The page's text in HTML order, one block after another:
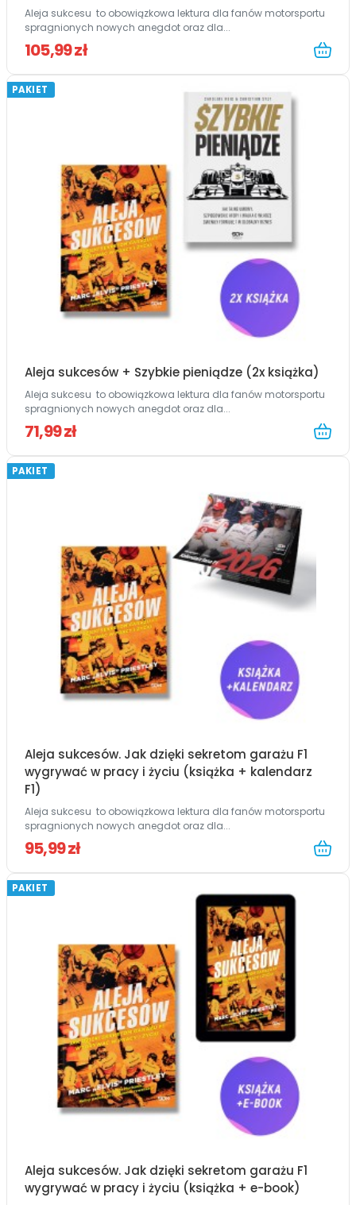
Aleja sukcesu to obowiązkowa lektura dla fanów motorsportu
spragnionych nowych anegdot oraz dla...
105,99 zł
PAKIET
Aleja sukcesów + Szybkie pieniądze (2x książka)
Aleja sukcesu to obowiązkowa lektura dla fanów motorsportu
spragnionych nowych anegdot oraz dla...
71,99 zł
PAKIET
Aleja sukcesów. Jak dzięki sekretom garażu F1
wygrywać w pracy i życiu (książka + kalendarz
F1)
Aleja sukcesu to obowiązkowa lektura dla fanów motorsportu
spragnionych nowych anegdot oraz dla...
95,99 zł
PAKIET
Aleja sukcesów. Jak dzięki sekretom garażu F1
wygrywać w pracy i życiu (książka + e-book)